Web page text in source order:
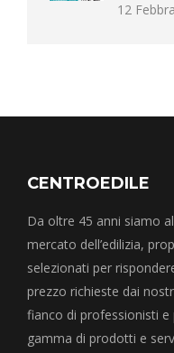
12
CENTROEDILE
Da oltre 45 anni siamo
mercato dell’edilizia,
selezionati per
prezzo richieste dai
fianco di professionisti
gamma di prodotti e